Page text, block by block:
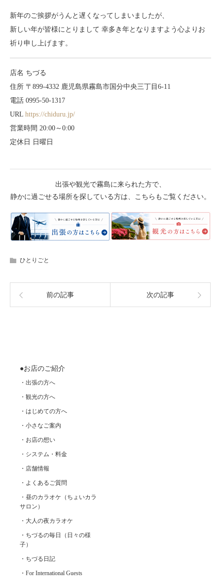
新年のご挨拶がうんと遅くなってしまいましたが、
新しい年が皆様にとりまして 幸多き年となりますよう心よりお
祈り申し上げます。
店名 ちづる
住所 〒899-4332 鹿児島県霧島市国分中央三丁目6-11
電話 0995-50-1317
URL https://chiduru.jp/
営業時間 20:00～0:00
定休日 日曜日
出張や観光で霧島に来られた方で、
静かに過ごせる場所を探している方は、こちらもご覧ください。
ひとりごと
前の記事 次の記事
●お店のご紹介
・出張の方へ
・観光の方へ
・はじめての方へ
・小さなご案内
・お店の想い
・システム・料金
・店舗情報
・よくあるご質問
・昼のカラオケ（ちょいカラ
サロン）
・大人の夜カラオケ
・ちづるの毎日（日々の様
子）
・ちづる日記
・For International Guests